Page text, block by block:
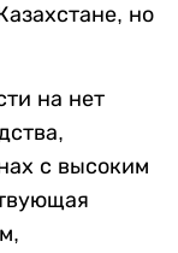
но
на нет
с высоким